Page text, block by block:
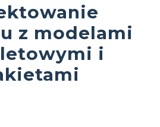
z modelami
i